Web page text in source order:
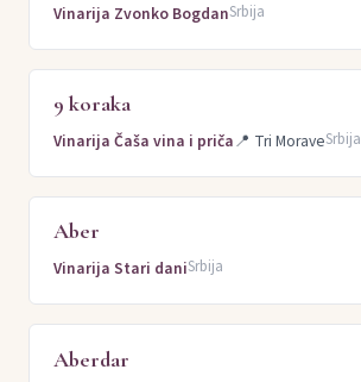
Vinarija Zvonko BogdanSrbija
9 koraka
Vinarija Čaša vina i priča📍 Tri MoraveSrbija
Aber
Vinarija Stari daniSrbija
Aberdar